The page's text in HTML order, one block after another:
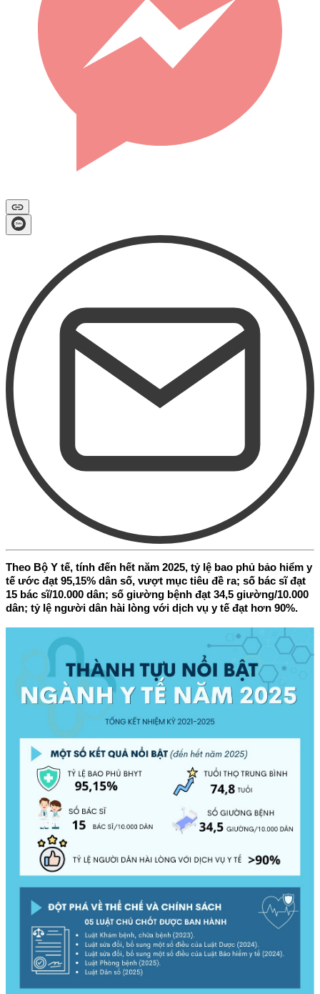
Theo Bộ Y tế, tính đến hết năm 2025, tỷ lệ bao phủ bảo hiểm y
tế ước đạt 95,15% dân số, vượt mục tiêu đề ra; số bác sĩ đạt
15 bác sĩ/10.000 dân; số giường bệnh đạt 34,5 giường/10.000
dân; tỷ lệ người dân hài lòng với dịch vụ y tế đạt hơn 90%.